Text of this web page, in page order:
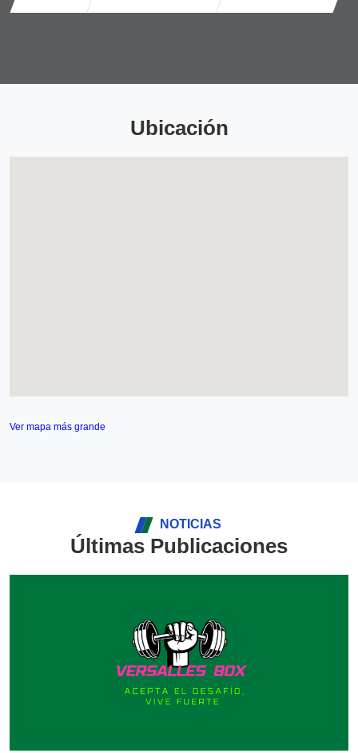
Ubicación
Ver mapa más grande
NOTICIAS
Últimas Publicaciones